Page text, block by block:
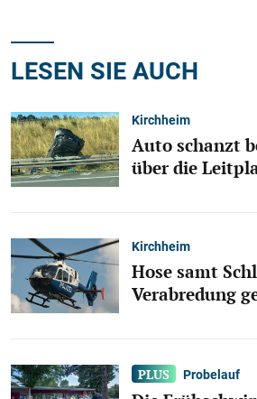
LESEN SIE AUCH
Kirchheim
Auto schanzt
über die
Kirchheim
Hose samt
Verabredung
Probelauf